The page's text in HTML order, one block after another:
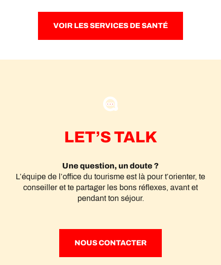
VOIR LES SERVICES DE SANTÉ
LET’S TALK
Une question, un doute ?
L’équipe de l’office du tourisme est là pour t’orienter, te
conseiller et te partager les bons réflexes, avant et
pendant ton séjour.
NOUS CONTACTER